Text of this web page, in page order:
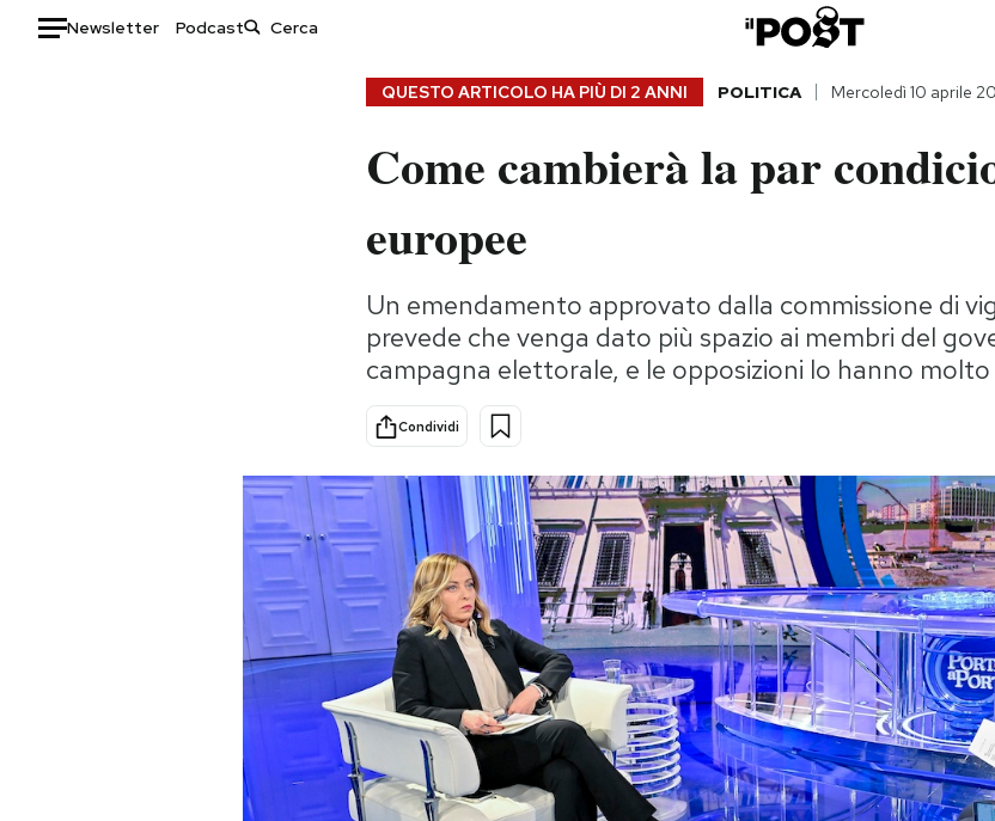
Newsletter Podcast
Storie/Idee
Ok Boomer!
Altrecose
Mondiali calcio 2026
QUESTO ARTICOLO HA PIÙ DI 2 ANNI POLITICA Mercoledì 10 aprile
Come cambierà la par
europee
Un emendamento approvato dalla commissione di
prevede che venga dato più spazio ai membri del
campagna elettorale, e le opposizioni lo hanno
Condividi